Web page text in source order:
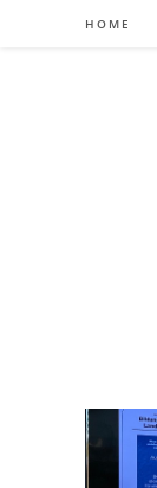
HOME